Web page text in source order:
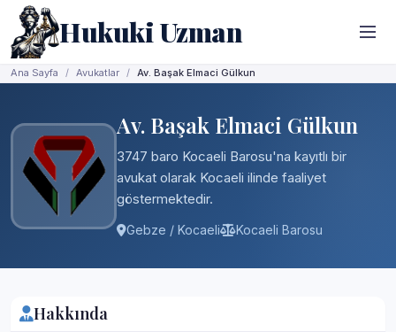
Hukuki Uzman
Ana Sayfa Avukatlar Av. Başak Elmaci Gülkun
Av. Başak Elmaci Gülkun
3747 baro Kocaeli Barosu'na kayıtlı bir
avukat olarak Kocaeli ilinde faaliyet
göstermektedir.
Gebze / Kocaeli Kocaeli Barosu
Hakkında